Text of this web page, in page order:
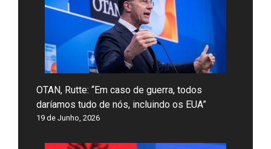
OTAN, Rutte: “Em caso de guerra, todos
daríamos tudo de nós, incluindo os EUA”
19 de Junho, 2026